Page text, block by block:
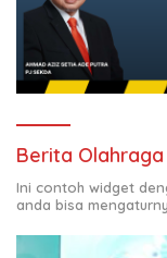
Berita Olahraga
Ini contoh widget
anda bisa